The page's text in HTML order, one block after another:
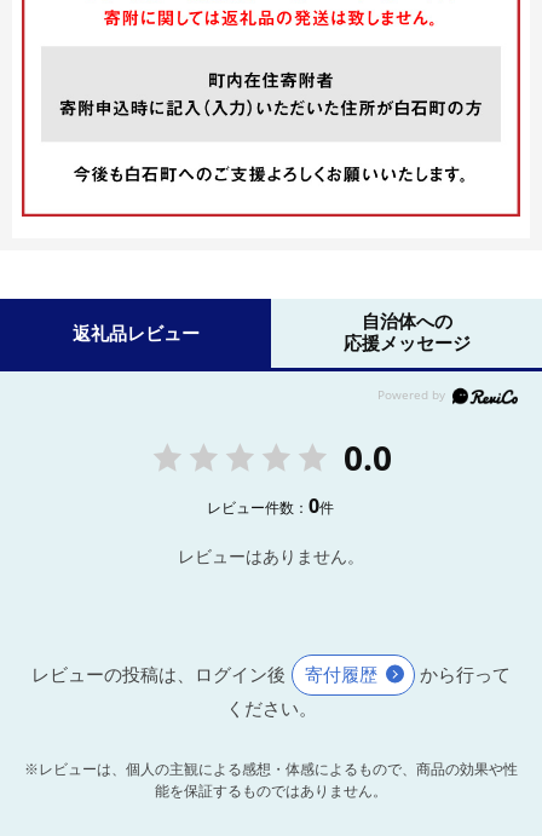
返礼品レビュー
自治体への
応援メッセージ
0.0
レビュー件数：0件
レビューはありません。
レビューの投稿は、ログイン後 寄付履歴
から行って
ください。
※レビューは、個人の主観による感想・体感によるもので、商品の効果や性
能を保証するものではありません。